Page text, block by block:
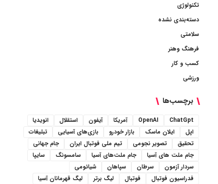
تکنولوژی
دسته‌بندی نشده
سلامتی
فرهنگ وهنر
کسب و کار
ورزشی
برچسب‌ها
ChatGpt
OpenAI آمریکا آیفون استقلال
انویدیا
اپل
ایلان ماسک بازار خودرو بازی‌های آسیایی
تبلیغات
تحقیق
تصویر نجومی تیم ملی فوتبال ایران
جام جهانی
جام ملت های آسیا
جام ملت‌های آسیا سامسونگ
سایپا
سردار آزمون
سرطان سپاهان
شیائومی
فدراسیون فوتبال
فوتبال لیگ برتر
لیگ قهرمانان آسیا